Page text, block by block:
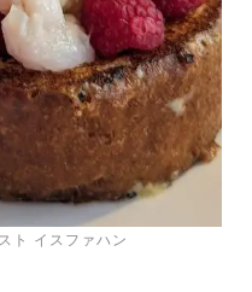
ト イスファハン